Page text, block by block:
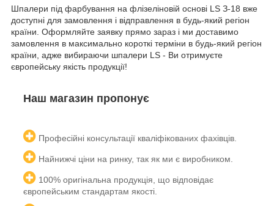
Наш магазин пропонує
Професійні консультації кваліфікованих фахівців.
Найнижчі ціни на ринку, так як ми є виробником.
100% оригінальна продукція, що відповідає
європейським стандартам якості.
Шпалери під фарбування на флізеліновій основі LS З-18 вже
доступні для замовлення і відправлення в будь-який регіон
країни. Оформляйте заявку прямо зараз і ми доставимо
замовлення в максимально короткі терміни в будь-який регіон
країни, адже вибираючи шпалери LS - Ви отримуєте
європейську якість продукції!